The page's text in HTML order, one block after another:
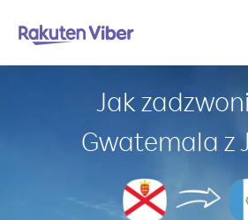
Jak
Gwatemala z